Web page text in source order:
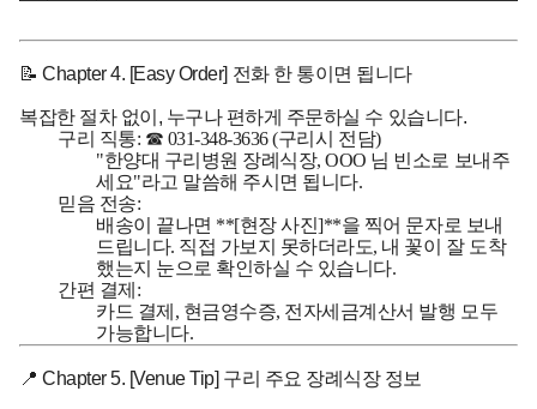
📝 Chapter 4. [Easy Order] 전화 한 통이면 됩니다
복잡한 절차 없이, 누구나 편하게 주문하실 수 있습니다.
구리 직통: ☎ 031-348-3636(구리시 전담)
"한양대 구리병원 장례식장, OOO 님 빈소로 보내주
세요"라고 말씀해 주시면 됩니다.
믿음 전송:
배송이 끝나면 **[현장 사진]**을 찍어 문자로 보내
드립니다. 직접 가보지 못하더라도, 내 꽃이 잘 도착
했는지 눈으로 확인하실 수 있습니다.
간편 결제:
카드 결제, 현금영수증, 전자세금계산서 발행 모두
가능합니다.
📍 Chapter 5. [Venue Tip] 구리 주요 장례식장 정보